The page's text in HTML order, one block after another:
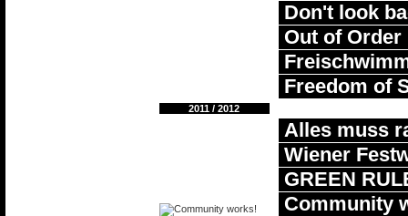
Don't look
Out of Order
Freedom of
2011 / 2012
Alles muss
Wiener
GREEN
Community